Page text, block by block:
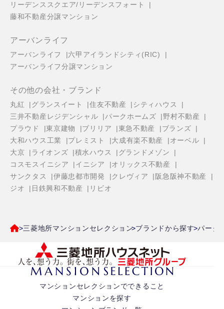
リーデンススクエア/リーデンスフォート
藤和不動産分譲マンション
アーバンライフ
アーバンライフ
六甲アイランドシティ(RIC)
アーバンライフ分譲マンション
その他の会社・ブランド
丸紅 グランスイート 住友不動産
シティハウス
三井不動産レジデンシャル
パークホームズ
野村不動産
プラウド
東京建物 ブリリア 東急不動産
ブランズ
大和ハウス工業
プレミスト 大成有楽不動産
オーベル
大京
ライオンズ 積水ハウス
グランドメゾン
コスモスイニシア
イニシア
オリックス不動産
サンクタス
伊藤忠都市開発 クレヴィア
阪急阪神不動産
ジオ
日鉄興和不動産 リビオ
三菱地所マンションセレクション ブランドから探す パーク
マンションセレクションでできること
マンションを探す